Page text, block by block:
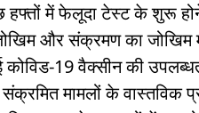
में फेलूदा टेस्ट के शुरू होने
और संक्रमण का जोखिम
19 वैक्सीन की
संक्रमित मामलों के